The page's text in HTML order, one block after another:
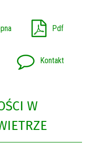
Pdf
Kontakt
W